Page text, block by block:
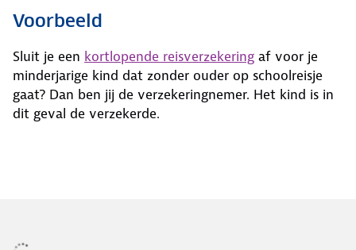
Voorbeeld
Sluit je een kortlopende reisverzekering af voor je
minderjarige kind dat zonder ouder op schoolreisje
gaat? Dan ben jij de verzekeringnemer. Het kind is in
dit geval de verzekerde.